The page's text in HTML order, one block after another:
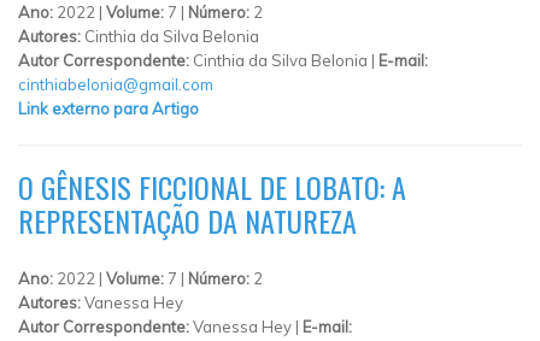
Ano: 2022 | Volume: 7 | Número: 2
Autores: Cinthia da Silva Belonia
Autor Correspondente: Cinthia da Silva Belonia | E-mail:
cinthiabelonia@gmail.com
Link externo para Artigo
O GÊNESIS FICCIONAL DE LOBATO: A
REPRESENTAÇÃO DA NATUREZA
Ano: 2022 | Volume: 7 | Número: 2
Autores:Vanessa Hey
Autor Correspondente:Vanessa Hey | E-mail: